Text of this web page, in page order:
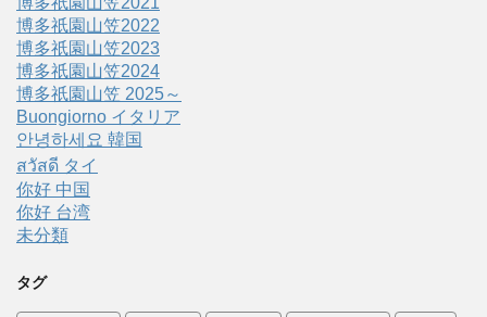
博多祇園山笠2022
博多祇園山笠2023
博多祇園山笠2024
博多祇園山笠 2025～
Buongiorno イタリア
안녕하세요 韓国
สวัสดี タイ
你好 中国
你好 台湾
未分類
タグ